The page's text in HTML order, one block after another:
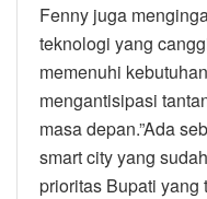
Fenny juga
teknologi yang
memenuhi
mengantisipasi
masa depan.”Ada
smart city yang
prioritas Bupati yang